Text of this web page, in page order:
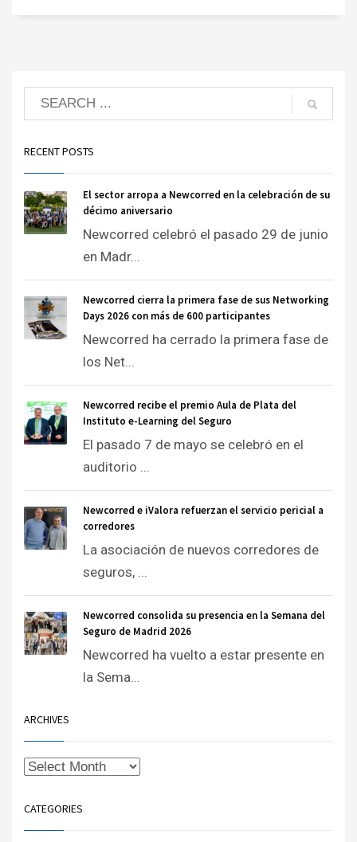
RECENT POSTS
El sector arropa a Newcorred en la celebración de su
décimo aniversario
Newcorred celebró el pasado 29 de junio
en Madr...
Newcorred cierra la primera fase de sus Networking
Days 2026 con más de 600 participantes
Newcorred ha cerrado la primera fase de
los Net...
Newcorred recibe el premio Aula de Plata del
Instituto e-Learning del Seguro
El pasado 7 de mayo se celebró en el
auditorio ...
Newcorred e iValora refuerzan el servicio pericial a
corredores
La asociación de nuevos corredores de
seguros, ...
Newcorred consolida su presencia en la Semana del
Seguro de Madrid 2026
Newcorred ha vuelto a estar presente en
la Sema...
ARCHIVES
CATEGORIES